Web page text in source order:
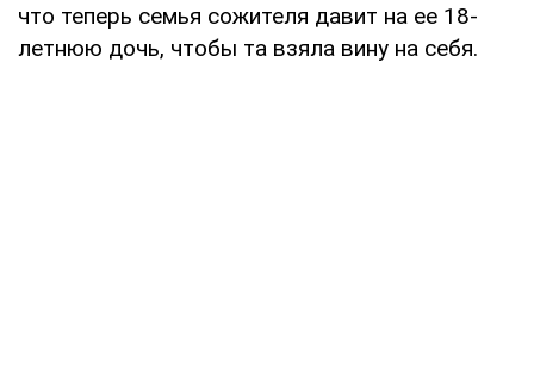
что теперь семья сожителя давит на ее 18-
летнюю дочь, чтобы та взяла вину на себя.